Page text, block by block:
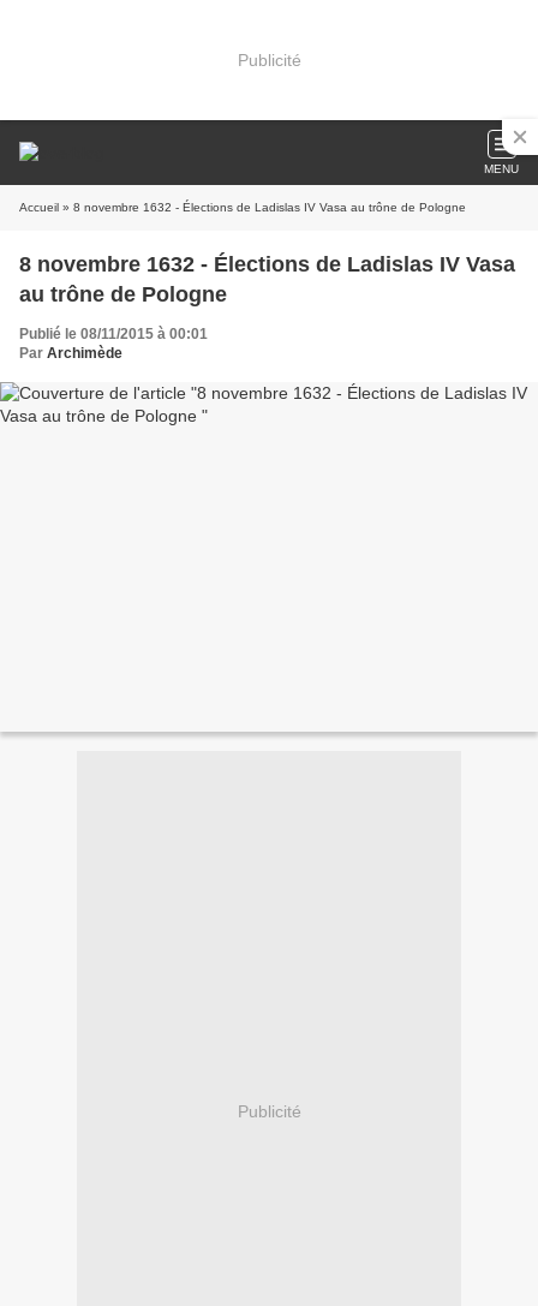
Publicité
MENU
Accueil » 8 novembre 1632 - Élections de Ladislas IV Vasa au trône de Pologne
8 novembre 1632 - Élections de Ladislas IV Vasa
au trône de Pologne
Publié le 08/11/2015 à 00:01
Par Archimède
Publicité